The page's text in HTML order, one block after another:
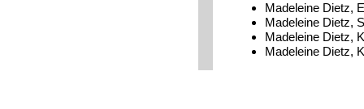
Madeleine Dietz,
Madeleine Dietz,
Madeleine Dietz,
Madeleine Dietz,